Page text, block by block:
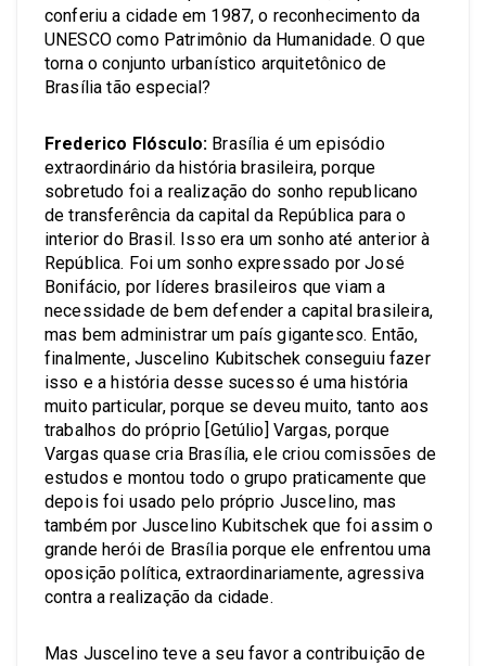
conferiu a cidade em 1987, o reconhecimento da
UNESCO como Patrimônio da Humanidade. O que
torna o conjunto urbanístico arquitetônico de
Brasília tão especial?
Frederico Flósculo: Brasília é um episódio
extraordinário da história brasileira, porque
sobretudo foi a realização do sonho republicano
de transferência da capital da República para o
interior do Brasil. Isso era um sonho até anterior à
República. Foi um sonho expressado por José
Bonifácio, por líderes brasileiros que viam a
necessidade de bem defender a capital brasileira,
mas bem administrar um país gigantesco. Então,
finalmente, Juscelino Kubitschek conseguiu fazer
isso e a história desse sucesso é uma história
muito particular, porque se deveu muito, tanto aos
trabalhos do próprio [Getúlio] Vargas, porque
Vargas quase cria Brasília, ele criou comissões de
estudos e montou todo o grupo praticamente que
depois foi usado pelo próprio Juscelino, mas
também por Juscelino Kubitschek que foi assim o
grande herói de Brasília porque ele enfrentou uma
oposição política, extraordinariamente, agressiva
contra a realização da cidade.
Mas Juscelino teve a seu favor a contribuição de